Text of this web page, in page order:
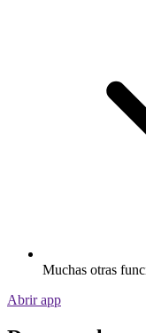
Muchas otras
Abrir app